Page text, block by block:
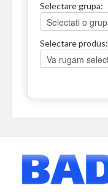
Selectare grupa:
Selectare produs: